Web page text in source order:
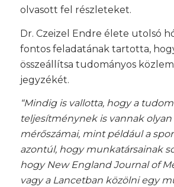
olvasott fel részleteket.
Dr. Czeizel Endre élete utolsó
fontos feladatának tartotta,
összeállítsa tudományos
jegyzékét.
“Mindig is vallotta, hogy a
teljesítménynek is vannak
mérőszámai, mint például a
azontúl, hogy munkatársainak
hogy New England Journal of
vagy a Lancetban közölni egy